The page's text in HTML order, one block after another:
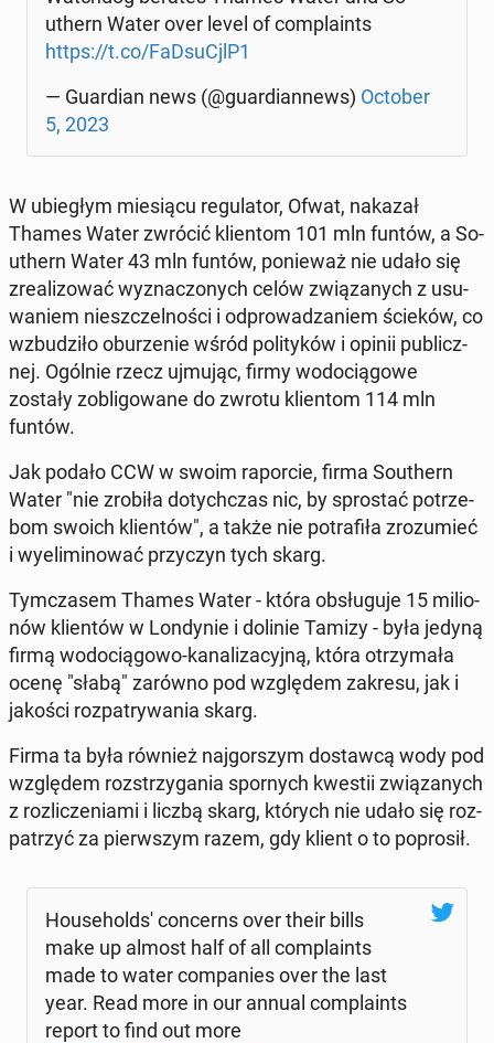
uthern Water over level of com­pla­ints
https://t.co/FaD­su­CjlP1
— Gu­ar­dian news (@gu­ar­dian­news) October
5, 2023
W ubie­głym mie­sią­cu re­gu­la­tor, Ofwat, nakazał
Thames Water zwrócić klien­tom 101 mln funtów, a So­
uthern Water 43 mln funtów, po­nie­waż nie udało się
zre­ali­zo­wać wy­zna­czo­nych celów zwią­za­nych z usu­
wa­niem nie­szczel­no­ści i od­pro­wa­dza­niem ścieków, co
wzbu­dzi­ło obu­rze­nie wśród po­li­ty­ków i opinii pu­blicz­
nej. Ogólnie rzecz ujmując, firmy wo­do­cią­go­we
zostały zo­bli­go­wa­ne do zwrotu klien­tom 114 mln
funtów.
Jak podało CCW w swoim ra­por­cie, firma So­uthern
Water "nie zrobiła do­tych­czas nic, by spro­stać po­trze­
bom swoich klien­tów", a także nie po­tra­fi­ła zro­zu­mieć
i wy­eli­mi­no­wać przy­czyn tych skarg.
Tym­cza­sem Thames Water - która ob­słu­gu­je 15 mi­lio­
nów klien­tów w Lon­dy­nie i dolinie Tamizy - była jedyną
firmą wo­do­cią­go­wo-ka­na­li­za­cyj­ną, która otrzy­ma­ła
ocenę "słabą" zarówno pod wzglę­dem zakresu, jak i
jakości roz­pa­try­wa­nia skarg.
Firma ta była również naj­gor­szym do­staw­cą wody pod
wzglę­dem roz­strzy­ga­nia spor­nych kwestii zwią­za­nych
z roz­li­cze­nia­mi i liczbą skarg, których nie udało się roz­
pa­trzyć za pierw­szym razem, gdy klient o to po­pro­sił.
Ho­use­hold­s' con­cerns over their bills
make up almost half of all com­pla­ints
made to water com­pa­nies over the last
year. Read more in our annual com­pla­ints
report to find out more